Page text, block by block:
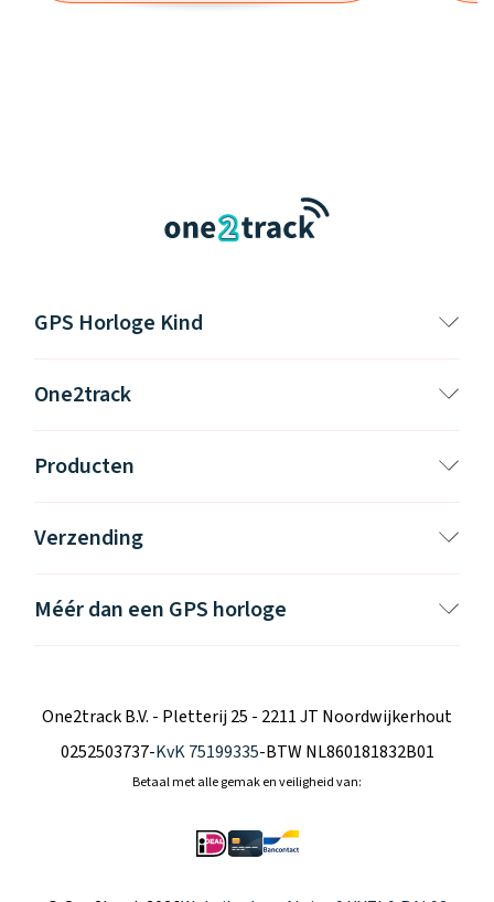
GPS Horloge Kind
One2track
Producten
Verzending
Méér dan een GPS horloge
Betaal met alle gemak en veiligheid van:
One2track B.V. - Pletterij 25 - 2211 JT Noordwijkerhout
0252503737-KvK 75199335-BTW NL860181832B01